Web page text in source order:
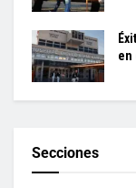
en
Secciones